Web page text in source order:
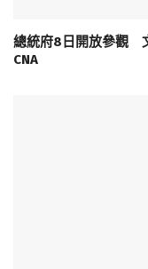
總統府8日開放參觀
CNA